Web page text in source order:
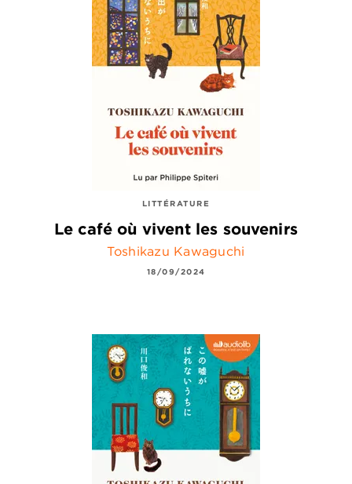
LITTÉRATURE
Le café où vivent les souvenirs
Toshikazu Kawaguchi
18/09/2024